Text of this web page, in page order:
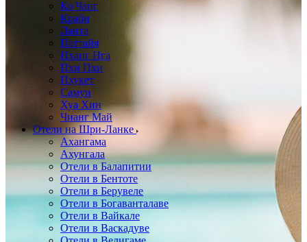
Ко Чанг
Краби
Ланта
Паттайя
Пханг Нга
Пхи Пхи
Пхукет
Самуи
Хуа Хин
Чианг Май
Отели на Шри-Ланке
Ахангама
Ахунгала
Отели в Балапитии
Отели в Бентоте
Отели в Берувеле
Отели в Богаванталаве
Отели в Вайкале
Отели в Васкадуве